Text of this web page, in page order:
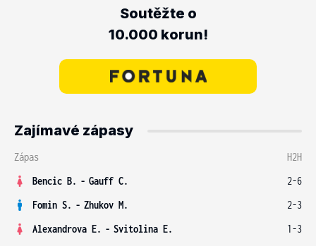
Soutěžte o
10.000 korun!
Zajímavé zápasy
Zápas
H2H
Bencic B. - Gauff C.
2-6
Fomin S. - Zhukov M.
2-3
Alexandrova E. - Svitolina E.
1-3